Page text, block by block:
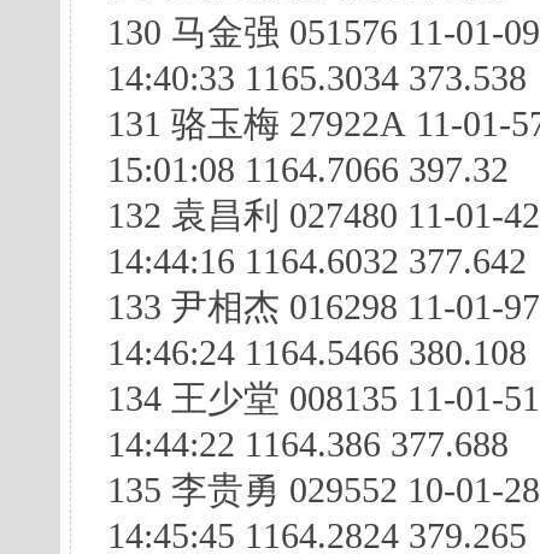
130 马金强 051576 11-01-
14:40:33 1165.3034 373.538
131 骆玉梅 27922A 11-01-
15:01:08 1164.7066 397.32
132 袁昌利 027480 11-01-
14:44:16 1164.6032 377.642
133 尹相杰 016298 11-01-
14:46:24 1164.5466 380.108
134 王少堂 008135 11-01-
14:44:22 1164.386 377.688
135 李贵勇 029552 10-01-
14:45:45 1164.2824 379.265